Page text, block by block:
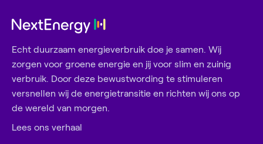
Echt duurzaam energieverbruik doe je samen. Wij
zorgen voor groene energie en jij voor slim en zuinig
verbruik. Door deze bewustwording te stimuleren
versnellen wij de energietransitie en richten wij ons op
de wereld van morgen.
Lees ons verhaal